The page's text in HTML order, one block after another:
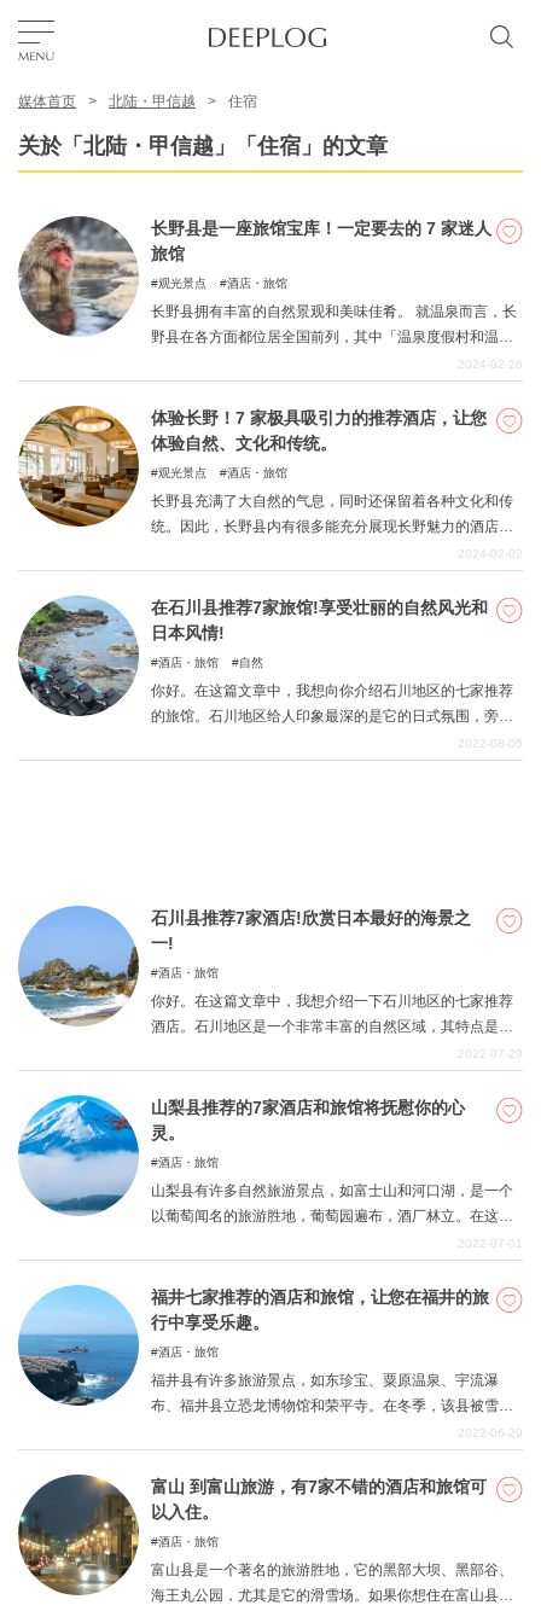
区域
简体中文
USD
关於DEEPLOG
隐私政策
联系我们
媒体首页 北陆・甲信越 住宿
关於「北陆・甲信越」「住宿」的文章
长野县是一座旅馆宝库！一定要去的 7 家迷人
旅馆
观光景点 酒店・旅馆
长野县拥有丰富的自然景观和美味佳肴。 就温泉而言，长
野县在各方面都位居全国前列，其中「温泉度假村和温泉
住宿设施的数量位居全国第二」。1 可供选择的客栈太多
然、美食、温泉、历史等方面的所有要求？如果您在计划
行程时遇到困难，这里是您不可错过的地方！ 在此，我们
精选了七家符合这些要求的极具吸引力的客栈。 请参阅 *1
2024-02-26
体验长野！7 家极具吸引力的推荐酒店，让您
体验自然、文化和传统。
观光景点 酒店・旅馆
长野县充满了大自然的气息，同时还保留着各种文化和传
统。因此，长野县内有很多能充分展现长野魅力的酒店，
很多人在计划旅行时都不知道该住在哪里。本文将为您介
计划旅行时参考一下。
2024-02-02
在石川县推荐7家旅馆!享受壮丽的自然风光和
日本风情!
酒店・旅馆 自然
你好。在这篇文章中，我想向你介绍石川地区的七家推荐
的旅馆。石川地区给人印象最深的是它的日式氛围，旁边
就能看到日本海。为了感受这样的氛围，我们推荐日本风
2022-08-05
石川县推荐7家酒店!欣赏日本最好的海景之
一!
酒店・旅馆
你好。在这篇文章中，我想介绍一下石川地区的七家推荐
酒店。石川地区是一个非常丰富的自然区域，其特点是面
对日本海，绿色和水的对比。许多人到该地区观光旅游，
的酒店，可以用于此目的。
2022-07-29
山梨县推荐的7家酒店和旅馆将抚慰你的心
灵。
酒店・旅馆
山梨县有许多自然旅游景点，如富士山和河口湖，是一个
以葡萄闻名的旅游胜地，葡萄园遍布，酒厂林立。在这样
的山梨县，我们将介绍一些推荐的酒店和旅馆，让您舒
2022-07-01
福井七家推荐的酒店和旅馆，让您在福井的旅
行中享受乐趣。
酒店・旅馆
福井县有许多旅游景点，如东珍宝、粟原温泉、宇流瀑
布、福井县立恐龙博物馆和荣平寺。在冬季，该县被雪覆
盖，是一个值得推荐的享受四季的地方。 这里有一些推荐
游览时将它们作为参考。
2022-06-29
富山 到富山旅游，有7家不错的酒店和旅馆可
以入住。
酒店・旅馆
富山县是一个著名的旅游胜地，它的黑部大坝、黑部谷、
海王丸公园，尤其是它的滑雪场。如果你想住在富山县，